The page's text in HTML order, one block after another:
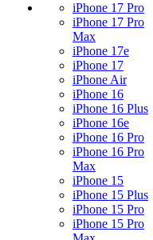
iPhone 17 Pro
iPhone 17 Pro
Max
iPhone 17e
iPhone 17
iPhone Air
iPhone 16
iPhone 16 Plus
iPhone 16e
iPhone 16 Pro
iPhone 16 Pro
Max
iPhone 15
iPhone 15 Plus
iPhone 15 Pro
iPhone 15 Pro